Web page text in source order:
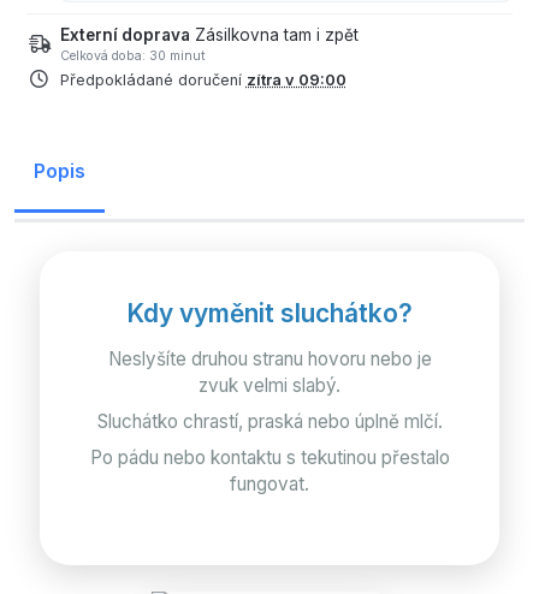
Externí doprava Zásilkovna tam i zpět
Celková doba: 30 minut
Předpokládané doručení zítra v 09:00
Popis
Kdy vyměnit sluchátko?
Neslyšíte druhou stranu hovoru nebo je
zvuk velmi slabý.
Sluchátko chrastí, praská nebo úplně mlčí.
Po pádu nebo kontaktu s tekutinou přestalo
fungovat.